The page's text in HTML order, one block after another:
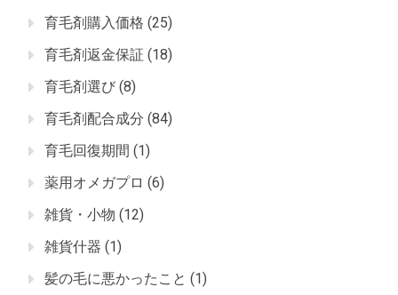
育毛剤購入価格 (25)
育毛剤返金保証 (18)
育毛剤選び (8)
育毛剤配合成分 (84)
育毛回復期間 (1)
薬用オメガプロ (6)
雑貨・小物 (12)
雑貨什器 (1)
髪の毛に悪かったこと (1)